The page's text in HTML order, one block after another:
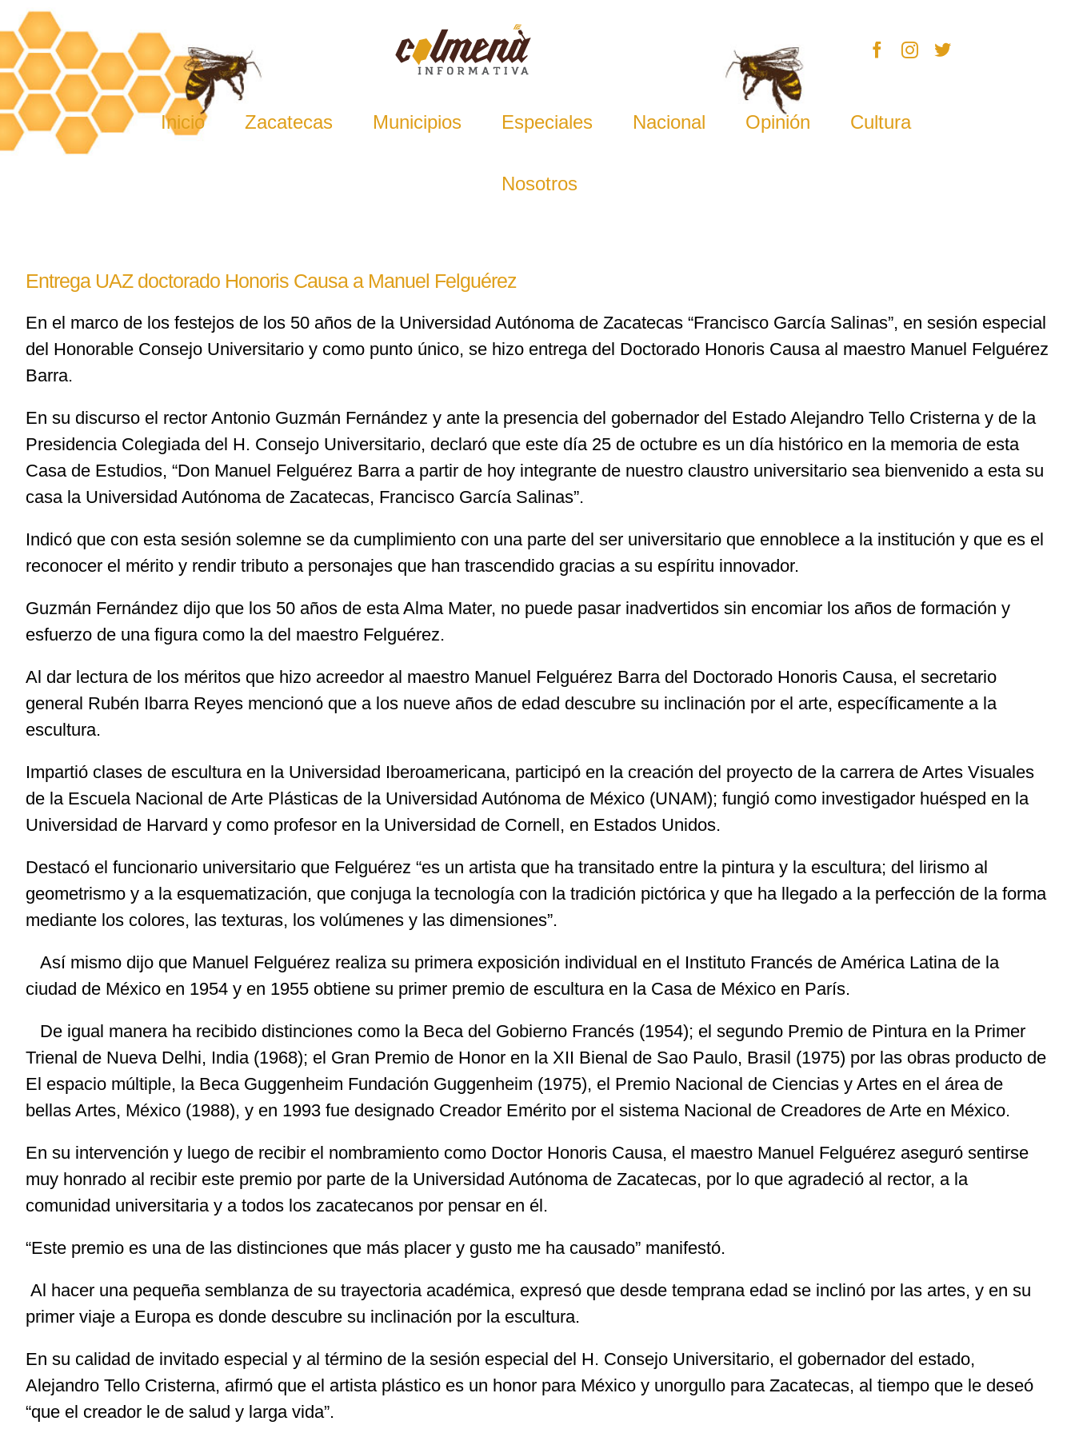
Skip
to
content
Inicio Zacatecas Municipios Especiales Nacional Opinión Cultura
Nosotros
Entrega UAZ doctorado Honoris Causa a Manuel Felguérez
En el marco de los festejos de los 50 años de la Universidad Autónoma de Zacatecas “Francisco García Salinas”, en sesión especial
del Honorable Consejo Universitario y como punto único, se hizo entrega del Doctorado Honoris Causa al maestro Manuel Felguérez
Barra.
En su discurso el rector Antonio Guzmán Fernández y ante la presencia del gobernador del Estado Alejandro Tello Cristerna y de la
Presidencia Colegiada del H. Consejo Universitario, declaró que este día 25 de octubre es un día histórico en la memoria de esta
Casa de Estudios, “Don Manuel Felguérez Barra a partir de hoy integrante de nuestro claustro universitario sea bienvenido a esta su
casa la Universidad Autónoma de Zacatecas, Francisco García Salinas”.
Indicó que con esta sesión solemne se da cumplimiento con una parte del ser universitario que ennoblece a la institución y que es el
reconocer el mérito y rendir tributo a personajes que han trascendido gracias a su espíritu innovador.
Guzmán Fernández dijo que los 50 años de esta Alma Mater, no puede pasar inadvertidos sin encomiar los años de formación y
esfuerzo de una figura como la del maestro Felguérez.
Al dar lectura de los méritos que hizo acreedor al maestro Manuel Felguérez Barra del Doctorado Honoris Causa, el secretario
general Rubén Ibarra Reyes mencionó que a los nueve años de edad descubre su inclinación por el arte, específicamente a la
escultura.
Impartió clases de escultura en la Universidad Iberoamericana, participó en la creación del proyecto de la carrera de Artes Visuales
de la Escuela Nacional de Arte Plásticas de la Universidad Autónoma de México (UNAM); fungió como investigador huésped en la
Universidad de Harvard y como profesor en la Universidad de Cornell, en Estados Unidos.
Destacó el funcionario universitario que Felguérez “es un artista que ha transitado entre la pintura y la escultura; del lirismo al
geometrismo y a la esquematización, que conjuga la tecnología con la tradición pictórica y que ha llegado a la perfección de la forma
mediante los colores, las texturas, los volúmenes y las dimensiones”.
Así mismo dijo que Manuel Felguérez realiza su primera exposición individual en el Instituto Francés de América Latina de la
ciudad de México en 1954 y en 1955 obtiene su primer premio de escultura en la Casa de México en París.
De igual manera ha recibido distinciones como la Beca del Gobierno Francés (1954); el segundo Premio de Pintura en la Primer
Trienal de Nueva Delhi, India (1968); el Gran Premio de Honor en la XII Bienal de Sao Paulo, Brasil (1975) por las obras producto de
El espacio múltiple, la Beca Guggenheim Fundación Guggenheim (1975), el Premio Nacional de Ciencias y Artes en el área de
bellas Artes, México (1988), y en 1993 fue designado Creador Emérito por el sistema Nacional de Creadores de Arte en México.
En su intervención y luego de recibir el nombramiento como Doctor Honoris Causa, el maestro Manuel Felguérez aseguró sentirse
muy honrado al recibir este premio por parte de la Universidad Autónoma de Zacatecas, por lo que agradeció al rector, a la
comunidad universitaria y a todos los zacatecanos por pensar en él.
“Este premio es una de las distinciones que más placer y gusto me ha causado” manifestó.
Al hacer una pequeña semblanza de su trayectoria académica, expresó que desde temprana edad se inclinó por las artes, y en su
primer viaje a Europa es donde descubre su inclinación por la escultura.
En su calidad de invitado especial y al término de la sesión especial del H. Consejo Universitario, el gobernador del estado,
Alejandro Tello Cristerna, afirmó que el artista plástico es un honor para México y unorgullo para Zacatecas, al tiempo que le deseó
“que el creador le de salud y larga vida”.